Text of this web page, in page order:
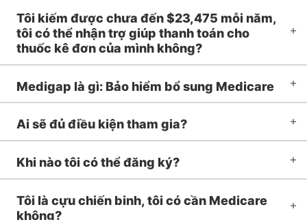
Tôi kiếm được chưa đến $23,475 mỗi năm,
tôi có thể nhận trợ giúp thanh toán cho
thuốc kê đơn của mình không?
Medigap là gì: Bảo hiểm bổ sung Medicare
Ai sẽ đủ điều kiện tham gia?
Khi nào tôi có thể đăng ký?
Tôi là cựu chiến binh, tôi có cần Medicare
không?